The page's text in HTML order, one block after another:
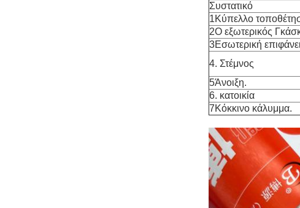
Συστατικό
1Κύπελλο
2Ο εξωτερικός
3Εσωτερική
4. Στέμνος
5Άνοιξη.
6. κατοικία
7Κόκκινο κάλυμμα.